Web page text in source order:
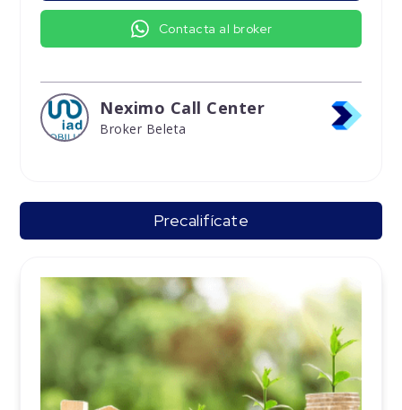
Contacta al broker
Neximo Call Center
Broker Beleta
Precalifícate